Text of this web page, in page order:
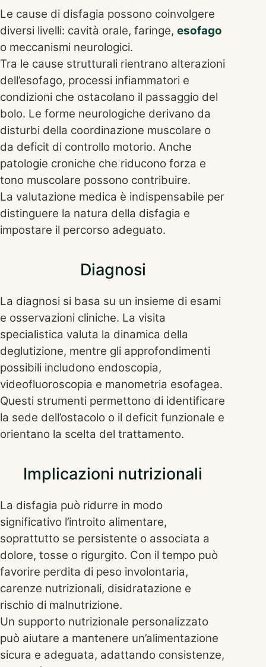
Le cause di disfagia possono coinvolgere
diversi livelli: cavità orale, faringe, esofago
o meccanismi neurologici.
Tra le cause strutturali rientrano alterazioni
dell’esofago, processi infiammatori e
condizioni che ostacolano il passaggio del
bolo. Le forme neurologiche derivano da
disturbi della coordinazione muscolare o
da deficit di controllo motorio. Anche
patologie croniche che riducono forza e
tono muscolare possono contribuire.
La valutazione medica è indispensabile per
distinguere la natura della disfagia e
impostare il percorso adeguato.
Diagnosi
La diagnosi si basa su un insieme di esami
e osservazioni cliniche. La visita
specialistica valuta la dinamica della
deglutizione, mentre gli approfondimenti
possibili includono endoscopia,
videofluoroscopia e manometria esofagea.
Questi strumenti permettono di identificare
la sede dell’ostacolo o il deficit funzionale e
orientano la scelta del trattamento.
Implicazioni nutrizionali
La disfagia può ridurre in modo
significativo l’introito alimentare,
soprattutto se persistente o associata a
dolore, tosse o rigurgito. Con il tempo può
favorire perdita di peso involontaria,
carenze nutrizionali, disidratazione e
rischio di malnutrizione.
Un supporto nutrizionale personalizzato
può aiutare a mantenere un’alimentazione
sicura e adeguata, adattando consistenze,